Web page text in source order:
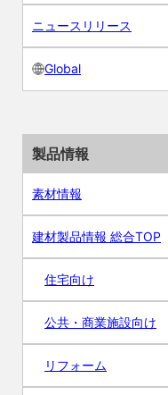
ニュースリリース
Global
製品情報
素材情報
建材製品情報 総合TOP
住宅向け
公共・商業施設向け
リフォーム